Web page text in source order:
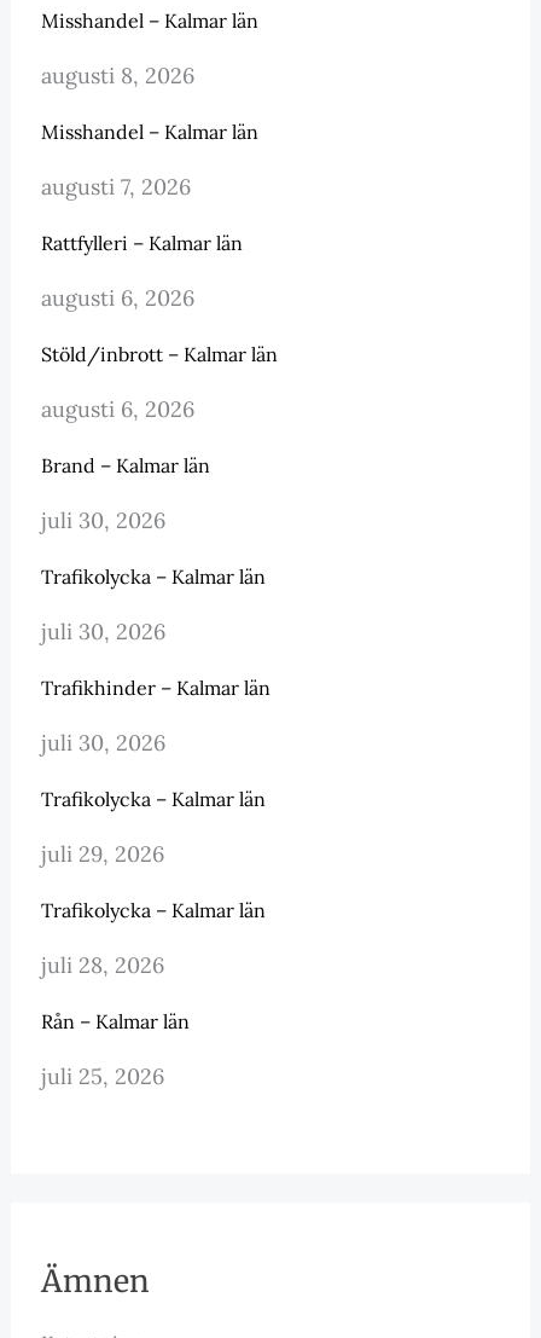
Misshandel – Kalmar län
augusti 8, 2026
Misshandel – Kalmar län
augusti 7, 2026
Rattfylleri – Kalmar län
augusti 6, 2026
Stöld/inbrott – Kalmar län
augusti 6, 2026
Brand – Kalmar län
juli 30, 2026
Trafikolycka – Kalmar län
juli 30, 2026
Trafikhinder – Kalmar län
juli 30, 2026
Trafikolycka – Kalmar län
juli 29, 2026
Trafikolycka – Kalmar län
juli 28, 2026
Rån – Kalmar län
juli 25, 2026
Ämnen